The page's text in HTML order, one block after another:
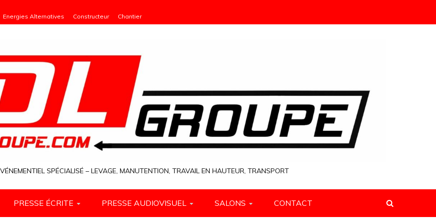
Energies Alternatives Constructeur Chantier
SPÉCIALISÉ – LEVAGE, MANUTENTION, TRAVAIL EN HAUTEUR, TRANSPORT
PRESSE ÉCRITE PRESSE AUDIOVISUEL SALONS CONTACT